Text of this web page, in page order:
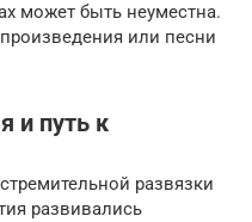
может быть неуместна.
или песни
и путь к
развязки
развивались